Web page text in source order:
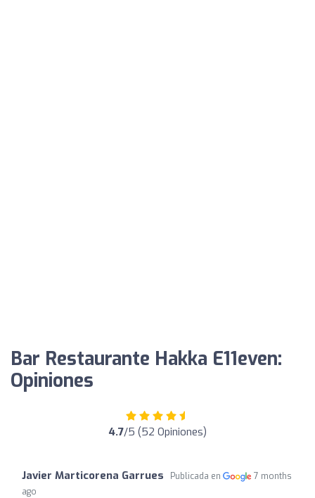
Bar Restaurante Hakka E11even:
Opiniones
4.7/5 (52 Opiniones)
Javier Marticorena Garrues Publicada en
7 months
ago